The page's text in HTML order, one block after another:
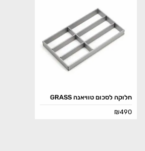
חלוקה לסכום טוויאנה GRASS
₪490